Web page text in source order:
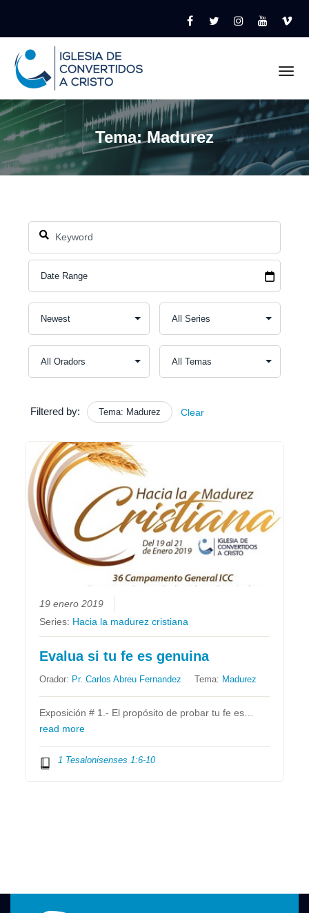
Tema: Madurez
Filtered by: Tema: Madurez Clear
19 enero 2019
Series: Hacia la madurez cristiana
Evalua si tu fe es genuina
Orador: Pr. Carlos Abreu Fernandez Tema: Madurez
Exposición # 1.- El propósito de probar tu fe es…
read more
1 Tesalonisenses 1:6-10